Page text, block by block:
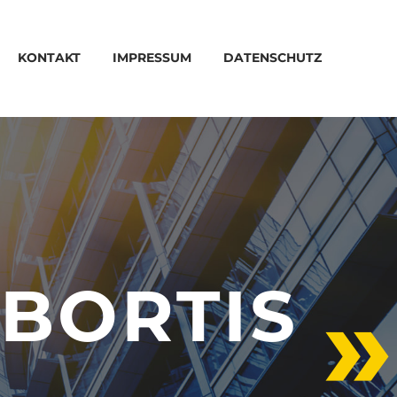
KONTAKT IMPRESSUM DATENSCHUTZ